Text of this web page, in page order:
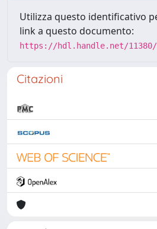
Utilizza questo identificativo
link a questo documento:
https://hdl.handle.net/11380/
Citazioni